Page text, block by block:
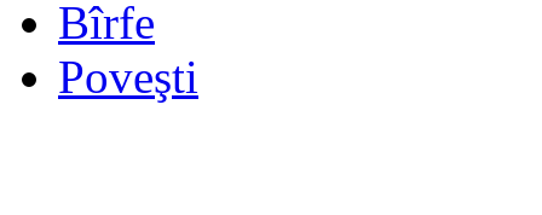
Bîrfe
Poveşti